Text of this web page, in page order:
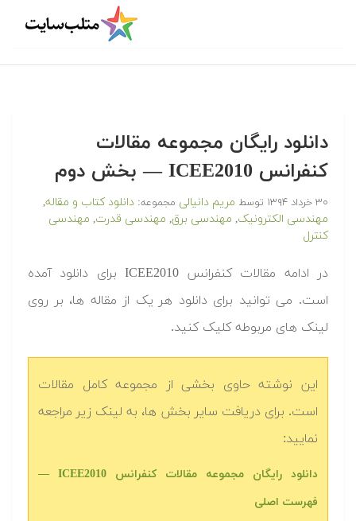
دانلود رایگان مجموعه مقالات
کنفرانس ICEE2010 — بخش دوم
۳۰ خرداد ۱۳۹۴ توسط مریم دانیالی مجموعه: دانلود کتاب و مقاله,
مهندسی الکترونیک, مهندسی برق, مهندسی قدرت, مهندسی
کنترل
در ادامه مقالات کنفرانس ICEE2010 برای دانلود آمده
است. می توانید برای دانلود هر یک از مقاله ها، بر روی
لینک های مربوطه کلیک کنید.
این نوشته حاوی بخشی از مجموعه کامل مقالات
است. برای دریافت سایر بخش ها، به لینک زیر مراجعه
نمایید:
دانلود رایگان مجموعه مقالات کنفرانس ICEE2010 —
فهرست اصلی